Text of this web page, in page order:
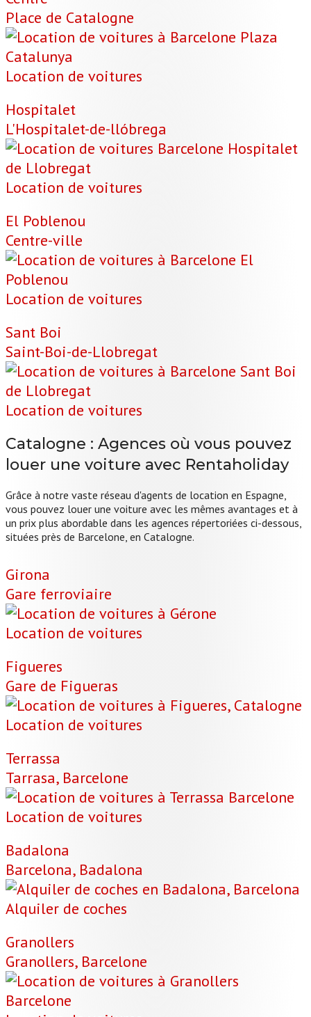
Place de Catalogne
Location de voitures
Hospitalet
L'Hospitalet-de-llóbrega
Location de voitures
El Poblenou
Centre-ville
Location de voitures
Sant Boi
Saint-Boi-de-Llobregat
Location de voitures
Catalogne : Agences où vous pouvez
louer une voiture avec Rentaholiday
Grâce à notre vaste réseau d'agents de location en Espagne,
vous pouvez louer une voiture avec les mêmes avantages et à
un prix plus abordable dans les agences répertoriées ci-dessous,
situées près de Barcelone, en Catalogne.
Girona
Gare ferroviaire
Location de voitures
Figueres
Gare de Figueras
Location de voitures
Terrassa
Tarrasa, Barcelone
Location de voitures
Badalona
Barcelona, Badalona
Alquiler de coches
Granollers
Granollers, Barcelone